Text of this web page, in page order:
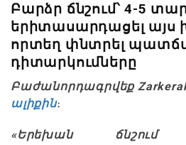
Բարձր ճնշում՝ 4-5
երիտասարդացել այս
որտեղ փնտրել
դիտարկումները
Բաժանորդագրվեք
ալիքին։
«Երեխան ճնշում